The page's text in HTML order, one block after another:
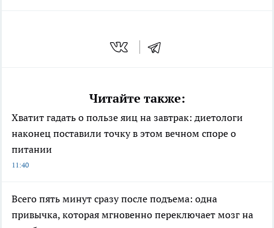
Читайте также:
Хватит гадать о пользе яиц на завтрак: диетологи
наконец поставили точку в этом вечном споре о
питании
11:40
Всего пять минут сразу после подъема: одна
привычка, которая мгновенно переключает мозг на